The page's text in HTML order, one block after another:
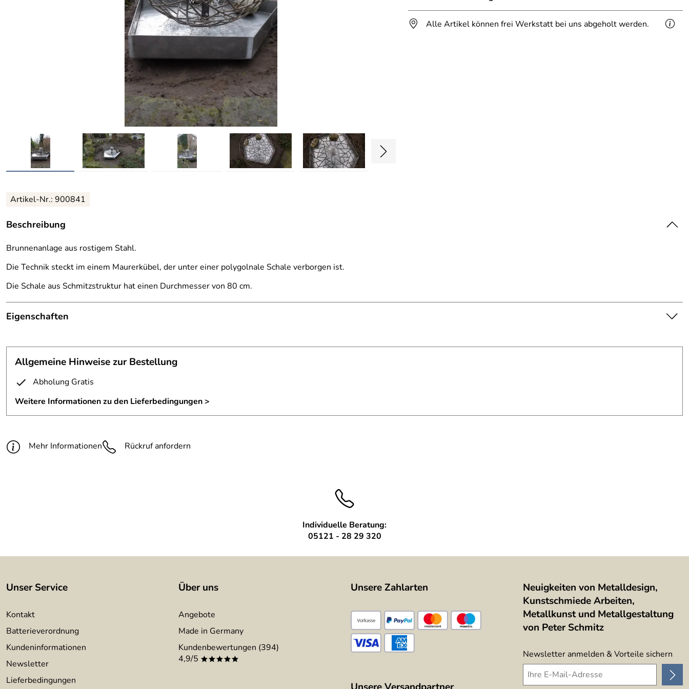
Alle Artikel können frei Werkstatt bei uns abgeholt werden.
Artikel-Nr.: 900841
Beschreibung
Brunnenanlage aus rostigem Stahl.
Die Technik steckt im einem Maurerkübel, der unter einer polygolnale Schale verborgen ist.
Die Schale aus Schmitzstruktur hat einen Durchmesser von 80 cm.
Eigenschaften
Abdeckung:
polygonale Schale aus Stahlblech
Brunnentechnik:
wird mitgeliefert
Durchmesser:
Kugel 80 cm
Allgemeine Hinweise zur Bestellung
Abholung Gratis
Weitere Informationen zu den Lieferbedingungen >
Mehr Informationen Rückruf anfordern
Individuelle Beratung:
05121 - 28 29 320
Unser Service
Kontakt
Batterieverordnung
Kundeninformationen
Newsletter
Lieferbedingungen
Über uns
Angebote
Made in Germany
Kundenbewertungen (394)
4,9/5 *****
Unsere Zahlarten
Neuigkeiten von Metalldesign,
Kunstschmiede Arbeiten,
Metallkunst und Metallgestaltung
von Peter Schmitz
Newsletter anmelden & Vorteile sichern